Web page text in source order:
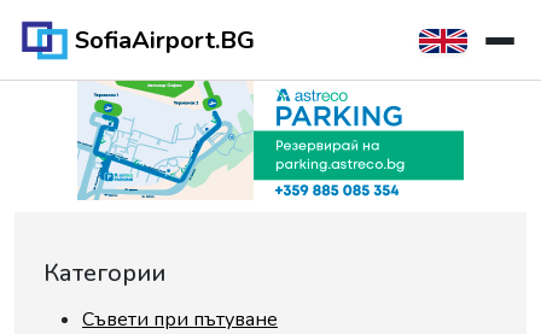
SofiaAirport.BG
Категории
Съвети при пътуване